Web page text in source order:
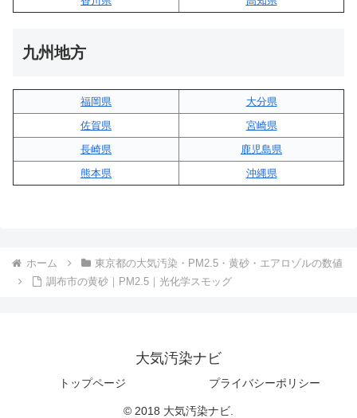
九州地方
福岡県
大分県
佐賀県
宮崎県
長崎県
鹿児島県
熊本県
沖縄県
ホーム
東京都の大気汚染・PM2.5・黄砂・エアロゾルの数値
調布市の黄砂｜PM2.5｜光化学スモッグ
大気汚染ナビ
トップページ プライバシーポリシー
© 2018 大気汚染ナビ.